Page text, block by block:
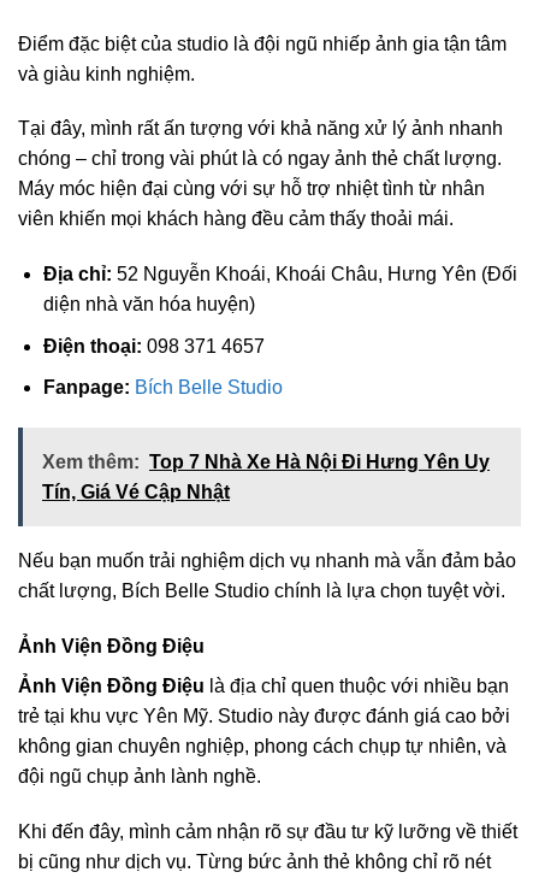
Điểm đặc biệt của studio là đội ngũ nhiếp ảnh gia tận tâm
và giàu kinh nghiệm.
Tại đây, mình rất ấn tượng với khả năng xử lý ảnh nhanh
chóng – chỉ trong vài phút là có ngay ảnh thẻ chất lượng.
Máy móc hiện đại cùng với sự hỗ trợ nhiệt tình từ nhân
viên khiến mọi khách hàng đều cảm thấy thoải mái.
Địa chỉ: 52 Nguyễn Khoái, Khoái Châu, Hưng Yên (Đối
diện nhà văn hóa huyện)
Điện thoại: 098 371 4657
Fanpage: Bích Belle Studio
Xem thêm: Top 7 Nhà Xe Hà Nội Đi Hưng Yên Uy
Tín, Giá Vé Cập Nhật
Nếu bạn muốn trải nghiệm dịch vụ nhanh mà vẫn đảm bảo
chất lượng, Bích Belle Studio chính là lựa chọn tuyệt vời.
Ảnh Viện Đồng Điệu
Ảnh Viện Đồng Điệu là địa chỉ quen thuộc với nhiều bạn
trẻ tại khu vực Yên Mỹ. Studio này được đánh giá cao bởi
không gian chuyên nghiệp, phong cách chụp tự nhiên, và
đội ngũ chụp ảnh lành nghề.
Khi đến đây, mình cảm nhận rõ sự đầu tư kỹ lưỡng về thiết
bị cũng như dịch vụ. Từng bức ảnh thẻ không chỉ rõ nét